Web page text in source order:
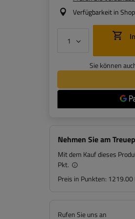
Verfügbarkeit in
Sie können
Nehmen Sie am
Mit dem Kauf dieses
Pkt.
Preis in Punkten: 1219.00
Rufen Sie uns an